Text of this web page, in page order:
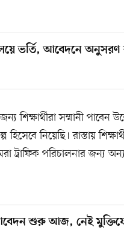
ভর্তি, আবেদনে
শিক্ষার্থীরা সম্মানী পাবেন
হিসেবে নিয়েছি। রাস্তায়
ট্রাফিক পরিচালনার জন্য
শুরু আজ, নেই